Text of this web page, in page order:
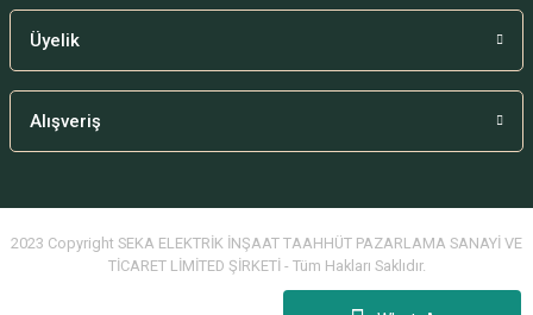
Üyelik
Alışveriş
2023 Copyright SEKA ELEKTRİK İNŞAAT TAAHHÜT PAZARLAMA SANAYİ VE
TİCARET LİMİTED ŞİRKETİ - Tüm Hakları Saklıdır.